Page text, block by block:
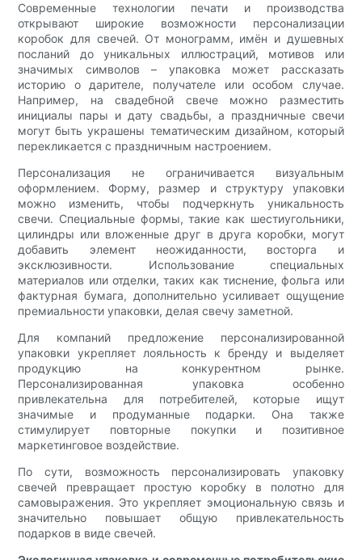
Современные технологии печати и производства
открывают широкие возможности персонализации
коробок для свечей. От монограмм, имён и душевных
посланий до уникальных иллюстраций, мотивов или
значимых символов – упаковка может рассказать
историю о дарителе, получателе или особом случае.
Например, на свадебной свече можно разместить
инициалы пары и дату свадьбы, а праздничные свечи
могут быть украшены тематическим дизайном, который
перекликается с праздничным настроением.
Персонализация не ограничивается визуальным
оформлением. Форму, размер и структуру упаковки
можно изменить, чтобы подчеркнуть уникальность
свечи. Специальные формы, такие как шестиугольники,
цилиндры или вложенные друг в друга коробки, могут
добавить элемент неожиданности, восторга и
эксклюзивности. Использование специальных
материалов или отделки, таких как тиснение, фольга или
фактурная бумага, дополнительно усиливает ощущение
премиальности упаковки, делая свечу заметной.
Для компаний предложение персонализированной
упаковки укрепляет лояльность к бренду и выделяет
продукцию на конкурентном рынке.
Персонализированная упаковка особенно
привлекательна для потребителей, которые ищут
значимые и продуманные подарки. Она также
стимулирует повторные покупки и позитивное
маркетинговое воздействие.
По сути, возможность персонализировать упаковку
свечей превращает простую коробку в полотно для
самовыражения. Это укрепляет эмоциональную связь и
значительно повышает общую привлекательность
подарков в виде свечей.